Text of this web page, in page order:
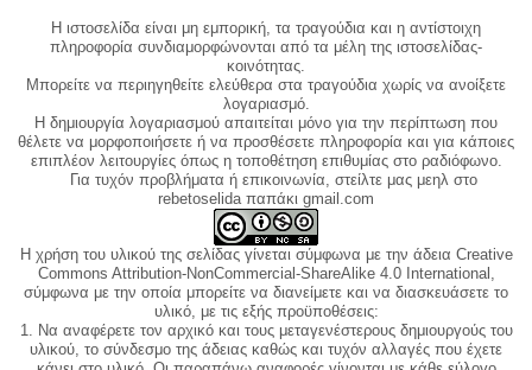
Η ιστοσελίδα είναι μη εμπορική, τα τραγούδια και η αντίστοιχη
πληροφορία συνδιαμορφώνονται από τα μέλη της ιστοσελίδας-
κοινότητας.
Μπορείτε να περιηγηθείτε ελεύθερα στα τραγούδια χωρίς να ανοίξετε
λογαριασμό.
Η δημιουργία λογαριασμού απαιτείται μόνο για την περίπτωση που
θέλετε να μορφοποιήσετε ή να προσθέσετε πληροφορία και για κάποιες
επιπλέον λειτουργίες όπως η τοποθέτηση επιθυμίας στο ραδιόφωνο.
Για τυχόν προβλήματα ή επικοινωνία, στείλτε μας μεηλ στο
rebetoselida παπάκι gmail.com
Η χρήση του υλικού της σελίδας γίνεται σύμφωνα με την άδεια Creative
Commons Attribution-NonCommercial-ShareAlike 4.0 International,
σύμφωνα με την οποία μπορείτε να διανείμετε και να διασκευάσετε το
υλικό, με τις εξής προϋποθέσεις:
1. Να αναφέρετε τον αρχικό και τους μεταγενέστερους δημιουργούς του
υλικού, το σύνδεσμο της άδειας καθώς και τυχόν αλλαγές που έχετε